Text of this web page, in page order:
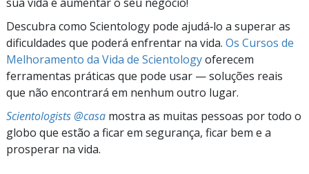
Descubra como Scientology pode ajudá‑lo a superar as
dificuldades que poderá enfrentar na vida. Os Cursos de
Melhoramento da Vida de Scientologyoferecem
ferramentas práticas que pode usar — soluções reais
que não encontrará em nenhum outro lugar.
Scientologists @casa mostra as muitas pessoas por todo o
globo que estão a ficar em segurança, ficar bem e a
prosperar na vida.